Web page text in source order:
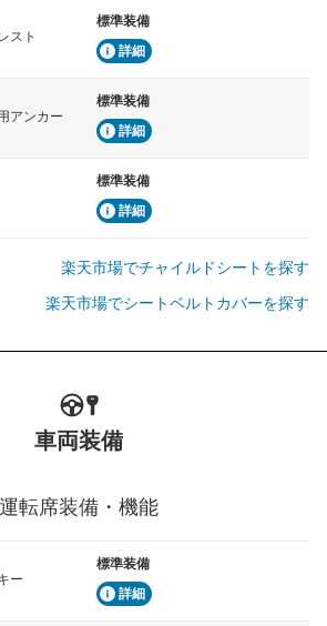
スト
標準装備
詳細
アンカー
標準装備
詳細
標準装備
詳細
楽天市場でチャイルドシートを探す
楽天市場でシートベルトカバーを探す
車両装備
運転席装備・機能
ー
標準装備
詳細